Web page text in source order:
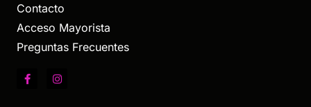
Contacto
Acceso Mayorista
Preguntas Frecuentes